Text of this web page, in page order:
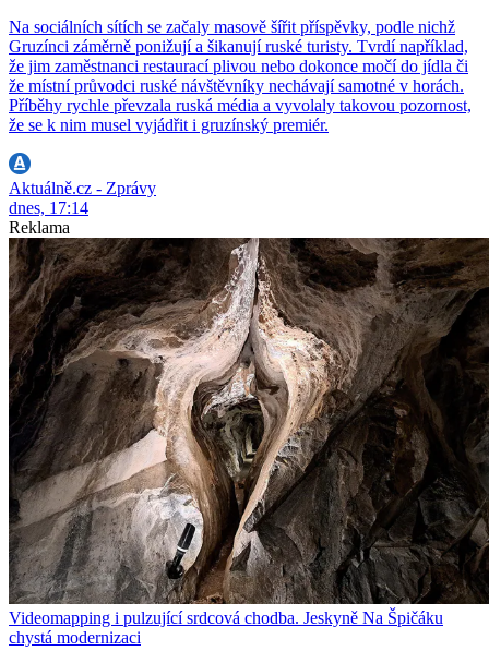
Na sociálních sítích se začaly masově šířit příspěvky, podle nichž
Gruzínci záměrně ponižují a šikanují ruské turisty. Tvrdí například,
že jim zaměstnanci restaurací plivou nebo dokonce močí do jídla či
že místní průvodci ruské návštěvníky nechávají samotné v horách.
Příběhy rychle převzala ruská média a vyvolaly takovou pozornost,
že se k nim musel vyjádřit i gruzínský premiér.
Aktuálně.cz - Zprávy
dnes, 17:14
Reklama
Videomapping i pulzující srdcová chodba. Jeskyně Na Špičáku
chystá modernizaci